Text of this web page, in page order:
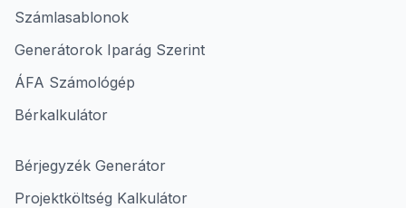
Számlasablonok
Generátorok Iparág Szerint
ÁFA Számológép
Bérkalkulátor
Bérjegyzék Generátor
Projektköltség Kalkulátor